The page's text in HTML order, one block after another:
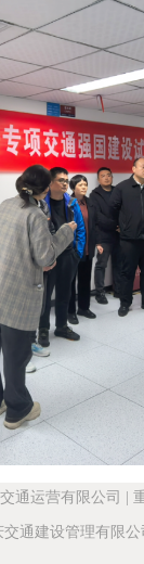
通运营有限公司 |
通建设管理有限